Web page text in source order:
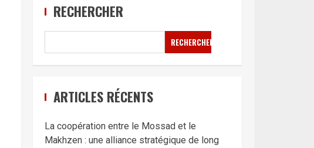
RECHERCHER
RECHERCHER
ARTICLES RÉCENTS
La coopération entre le Mossad et le
Makhzen : une alliance stratégique de long